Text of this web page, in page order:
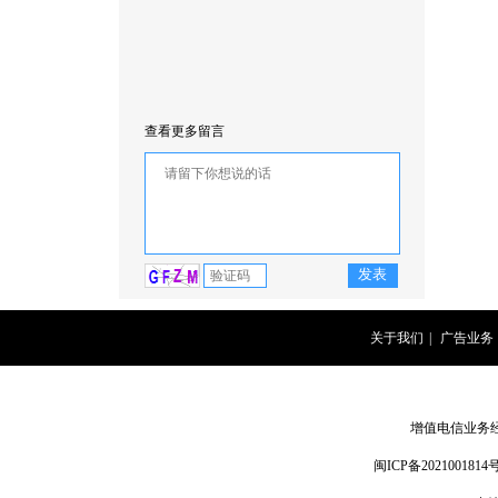
查看更多留言
关于我们 广告业务
增值电信业务
闽ICP备2021001814